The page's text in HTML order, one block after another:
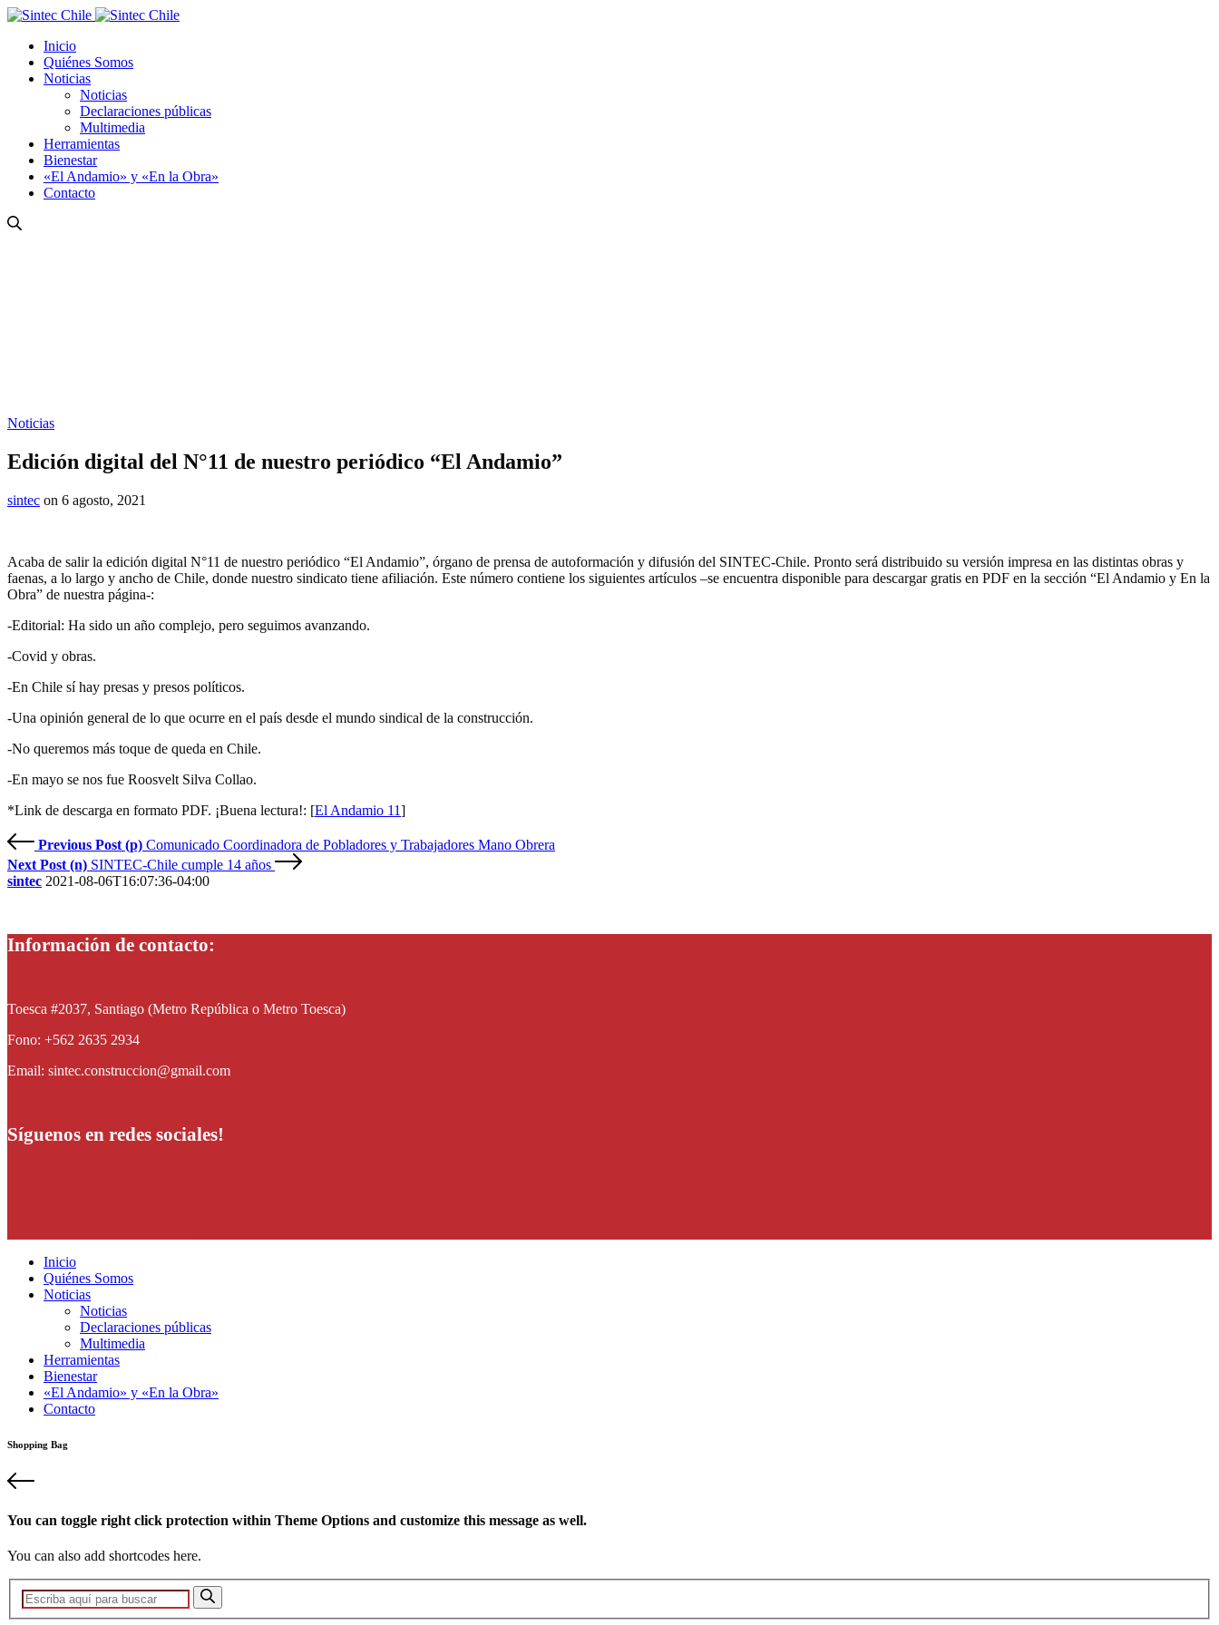
Inicio
Quiénes Somos
Noticias
Noticias
Declaraciones públicas
Multimedia
Herramientas
Bienestar
«El Andamio» y «En la Obra»
Contacto
Noticias
Edición digital del N°11 de nuestro periódico “El Andamio”
sintec on 6 agosto, 2021
Acaba de salir la edición digital N°11 de nuestro periódico “El Andamio”, órgano de prensa de autoformación y difusión del SINTEC-Chile. Pronto será distribuido su versión impresa en las distintas obras y
faenas, a lo largo y ancho de Chile, donde nuestro sindicato tiene afiliación. Este número contiene los siguientes artículos –se encuentra disponible para descargar gratis en PDF en la sección “El Andamio y En la
Obra” de nuestra página-:
-Editorial: Ha sido un año complejo, pero seguimos avanzando.
-Covid y obras.
-En Chile sí hay presas y presos políticos.
-Una opinión general de lo que ocurre en el país desde el mundo sindical de la construcción.
-No queremos más toque de queda en Chile.
-En mayo se nos fue Roosvelt Silva Collao.
*Link de descarga en formato PDF. ¡Buena lectura!: [El Andamio 11]
Previous Post (p) Comunicado Coordinadora de Pobladores y Trabajadores Mano Obrera
Next Post (n) SINTEC-Chile cumple 14 años
sintec 2021-08-06T16:07:36-04:00
Información de contacto:
Toesca #2037, Santiago (Metro República o Metro Toesca)
Fono: +562 2635 2934
Email: sintec.construccion@gmail.com
Síguenos en redes sociales!
Inicio
Quiénes Somos
Noticias
Noticias
Declaraciones públicas
Multimedia
Herramientas
Bienestar
«El Andamio» y «En la Obra»
Contacto
Shopping Bag
You can toggle right click protection within Theme Options and customize this message as well.
You can also add shortcodes here.